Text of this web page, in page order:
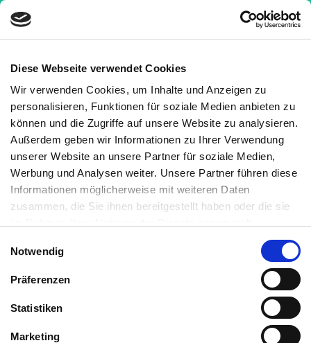
Diese Webseite verwendet Cookies
Wir verwenden Cookies, um Inhalte und Anzeigen zu
personalisieren, Funktionen für soziale Medien anbieten zu
können und die Zugriffe auf unsere Website zu analysieren.
Außerdem geben wir Informationen zu Ihrer Verwendung
unserer Website an unsere Partner für soziale Medien,
Werbung und Analysen weiter. Unsere Partner führen diese
Informationen möglicherweise mit weiteren Daten
zusammen, die Sie ihnen bereitgestellt haben oder die sie
haben. Sie können jederzeit die Cookie-Einstellungen
widerrufen oder ändern:
. Es befindet
sich auch ein Link in der Fußzeile zu den Einstellungen der
Cookies um diese jederzeit widerrufen oder ändern zu
können.
Notwendig
Präferenzen
Statistiken
Marketing
Nachrichten »Hefepilze stellen Medikamente für
Krebs her
Hefepilze stellen Medikamente
für Krebs her
5 Medizinisch geprüft
Inhaltsüberblick